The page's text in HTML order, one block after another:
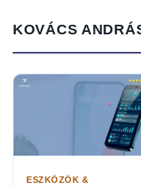
KOVÁCS
ESZKÖZÖK &